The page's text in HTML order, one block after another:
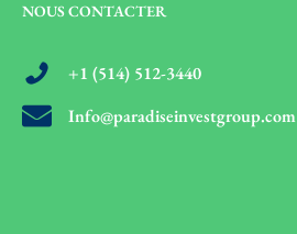
NOUS CONTACTER
+1 (514) 512-3440
Info@paradiseinvestgroup.com